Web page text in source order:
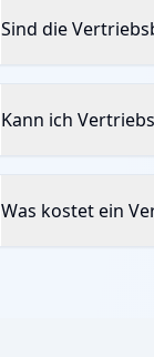
Sind die
Kann ich
Was kostet ein